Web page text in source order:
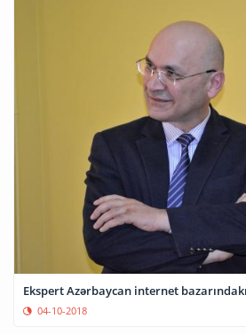
Ekspert Azərbaycan internet
04-10-2018